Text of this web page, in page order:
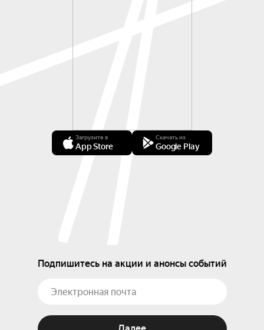
Загрузите в
App Store
Скачать из
Google Play
Подпишитесь на акции и анонсы событий